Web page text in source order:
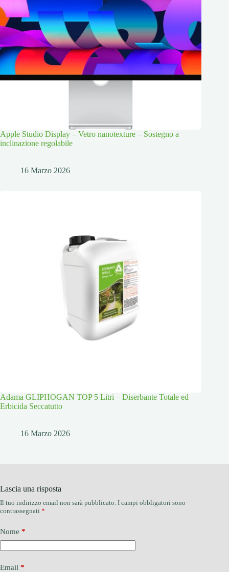
Apple Studio Display – Vetro nanotexture – Sostegno a
inclinazione regolabile
16 Marzo 2026
Adama GLIPHOGAN TOP 5 Litri – Diserbante Totale ed
Erbicida Seccatutto
16 Marzo 2026
Lascia una risposta
Il tuo indirizzo email non sarà pubblicato. I campi obbligatori sono
contrassegnati *
Nome *
Email *